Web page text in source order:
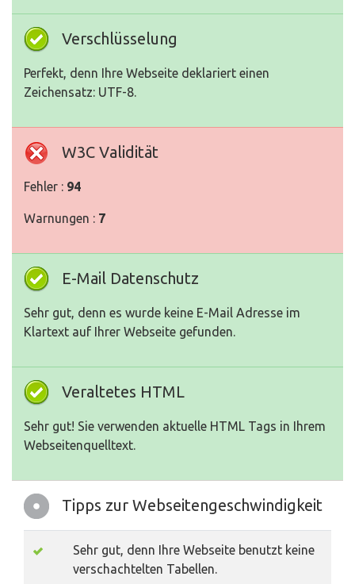
Verschlüsselung
Perfekt, denn Ihre Webseite deklariert einen
Zeichensatz: UTF-8.
W3C Validität
Fehler : 94
Warnungen : 7
E-Mail Datenschutz
Sehr gut, denn es wurde keine E-Mail Adresse im
Klartext auf Ihrer Webseite gefunden.
Veraltetes HTML
Sehr gut! Sie verwenden aktuelle HTML Tags in Ihrem
Webseitenquelltext.
Tipps zur Webseitengeschwindigkeit
Sehr gut, denn Ihre Webseite benutzt keine
verschachtelten Tabellen.